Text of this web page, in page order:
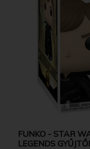
FUNKO - STAR
LEGENDS